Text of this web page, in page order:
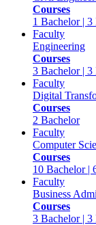
Courses
1 Bachelor |
Faculty
Engineering
Courses
3 Bachelor | 3
Faculty
Digital
Courses
2 Bachelor
Faculty
Computer
Courses
10 Bachelor |
Faculty
Business
Courses
3 Bachelor | 3